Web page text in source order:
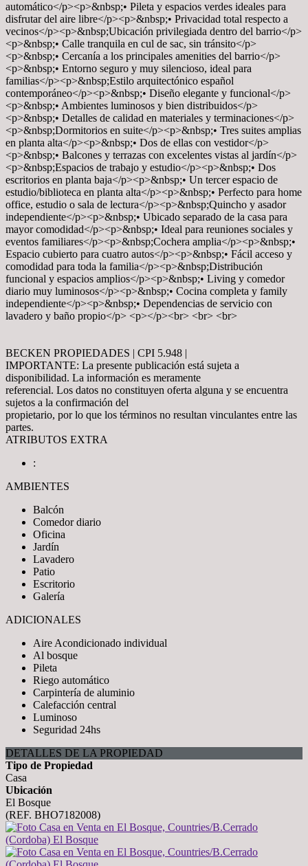
automático</p><p>&nbsp;• Pileta y espacios verdes ideales para
disfrutar del aire libre</p><p>&nbsp;• Privacidad total respecto a
vecinos</p><p>&nbsp;Ubicación privilegiada dentro del barrio</p>
<p>&nbsp;• Calle tranquila en cul de sac, sin tránsito</p>
<p>&nbsp;• Cercanía a los principales amenities del barrio</p>
<p>&nbsp;• Entorno seguro y muy silencioso, ideal para
familias</p><p>&nbsp;Estilo arquitectónico español
contemporáneo</p><p>&nbsp;• Diseño elegante y funcional</p>
<p>&nbsp;• Ambientes luminosos y bien distribuidos</p>
<p>&nbsp;• Detalles de calidad en materiales y terminaciones</p>
<p>&nbsp;Dormitorios en suite</p><p>&nbsp;• Tres suites amplias
en planta alta</p><p>&nbsp;• Dos de ellas con vestidor</p>
<p>&nbsp;• Balcones y terrazas con excelentes vistas al jardín</p>
<p>&nbsp;Espacios de trabajo y estudio</p><p>&nbsp;• Dos
escritorios en planta baja</p><p>&nbsp;• Un tercer espacio de
estudio/biblioteca en planta alta</p><p>&nbsp;• Perfecto para home
office, estudio o sala de lectura</p><p>&nbsp;Quincho y asador
independiente</p><p>&nbsp;• Ubicado separado de la casa para
mayor comodidad</p><p>&nbsp;• Ideal para reuniones sociales y
eventos familiares</p><p>&nbsp;Cochera amplia</p><p>&nbsp;•
Espacio cubierto para cuatro autos</p><p>&nbsp;• Fácil acceso y
comodidad para toda la familia</p><p>&nbsp;Distribución
funcional y espacios amplios</p><p>&nbsp;• Living y comedor
diario muy luminosos</p><p>&nbsp;• Cocina completa y family
independiente</p><p>&nbsp;• Dependencias de servicio con
lavadero y baño propio</p> <p></p><br> <br> <br>
BECKEN PROPIEDADES | CPI 5.948 |
IMPORTANTE: La presente publicación está sujeta a
disponibilidad. La información es meramente
referencial. Los datos no constituyen oferta alguna y se encuentra
sujetos a la confirmación del
propietario, por lo que los términos no resultan vinculantes entre las
partes.
ATRIBUTOS EXTRA
:
AMBIENTES
Balcón
Comedor diario
Oficina
Jardín
Lavadero
Patio
Escritorio
Galería
ADICIONALES
Aire Acondicionado individual
Al bosque
Pileta
Riego automático
Carpintería de aluminio
Calefacción central
Luminoso
Seguridad 24hs
DETALLES DE LA PROPIEDAD
Tipo de Propiedad
Casa
Ubicación
El Bosque
(REF. BHO7182008)